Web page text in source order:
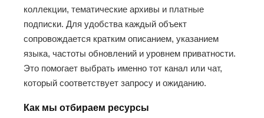
коллекции, тематические архивы и платные
подписки. Для удобства каждый объект
сопровождается кратким описанием, указанием
языка, частоты обновлений и уровнем приватности.
Это помогает выбрать именно тот канал или чат,
который соответствует запросу и ожиданию.
Как мы отбираем ресурсы